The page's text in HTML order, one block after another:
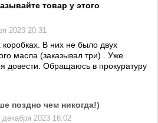
товар у этого
2023 20:31
В них не было двух
масла (заказывал три) . Уже
довести. Обращаюсь в прокуратуру
поздно чем никогда!)
декабря 2023 16:02